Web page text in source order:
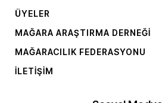
ÜYELER
MAĞARA ARAŞTIRMA DERNEĞI
MAĞARACILIK FEDERASYONU
İLETIŞIM